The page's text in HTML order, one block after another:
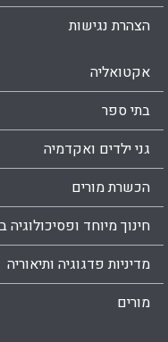
הצהרת נגישות
אקטואליה
בתי ספר
גני ילדים ואקדמיה
הכשרת מורים
חינוך מיוחד ופסיכולוגיה
מדיניות פדגוגיה ותיאוריה
מורים